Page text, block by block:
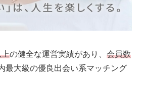
上の健全な運営実績があり、 会員数
最大級の優良出会い系マッチング